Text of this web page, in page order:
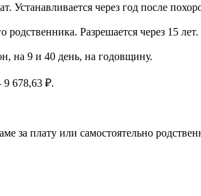
Устанавливается через год после
Разрешается через 15 лет.
на 9 и 40 день, на годовщину.
9 678,63 ₽.
за плату или самостоятельно